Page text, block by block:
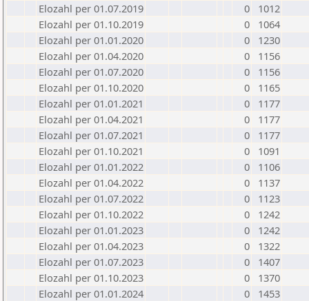
Elozahl per 01.07.2019
0
1012
Elozahl per 01.10.2019
0
1064
Elozahl per 01.01.2020
0
1230
Elozahl per 01.04.2020
0
1156
Elozahl per 01.07.2020
0
1156
Elozahl per 01.10.2020
0
1165
Elozahl per 01.01.2021
0
1177
Elozahl per 01.04.2021
0
1177
Elozahl per 01.07.2021
0
1177
Elozahl per 01.10.2021
0
1091
Elozahl per 01.01.2022
0
1106
Elozahl per 01.04.2022
0
1137
Elozahl per 01.07.2022
0
1123
Elozahl per 01.10.2022
0
1242
Elozahl per 01.01.2023
0
1242
Elozahl per 01.04.2023
0
1322
Elozahl per 01.07.2023
0
1407
Elozahl per 01.10.2023
0
1370
Elozahl per 01.01.2024
0
1453